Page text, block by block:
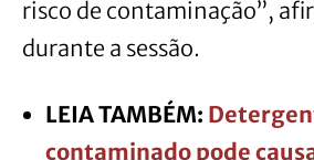
risco de contaminação”,
durante a sessão.
LEIA TAMBÉM:
contaminado pode